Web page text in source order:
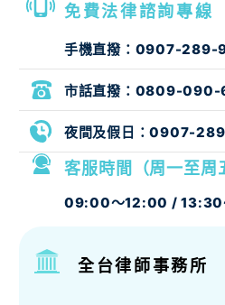
免費法律諮詢專線
手機直撥： 0907-289-
市話直撥： 0809-090-
客服時間（周一至周
09:00～12:00 / 13:30
夜間及假日：0907-
全台律師事務所